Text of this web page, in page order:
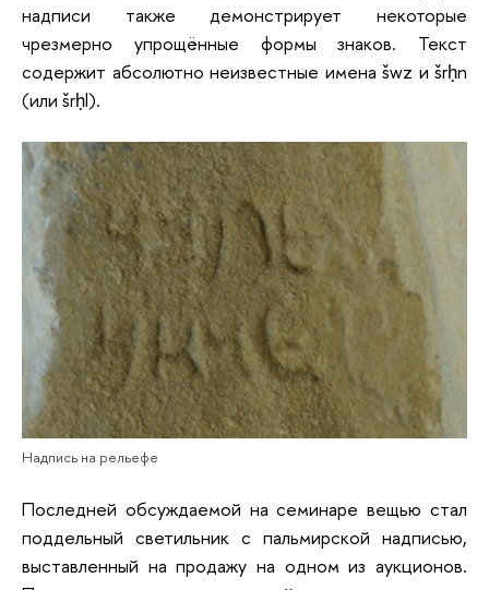
надписи также демонстрирует некоторые
чрезмерно упрощённые формы знаков. Текст
содержит абсолютно неизвестные имена šwz и šrḥn
(или šrḥl).
Надпись на рельефе
Последней обсуждаемой на семинаре вещью стал
поддельный светильник с пальмирской надписью,
выставленный на продажу на одном из аукционов.